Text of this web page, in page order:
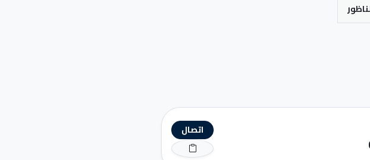
اتصال